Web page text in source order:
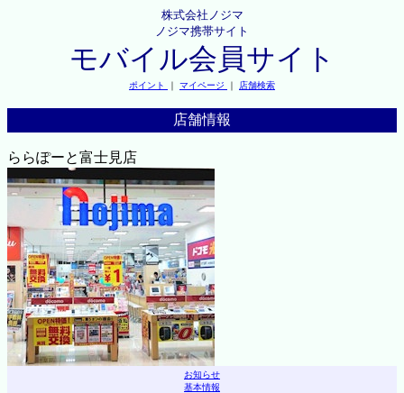
株式会社ノジマ
ノジマ携帯サイト
モバイル会員サイト
ポイント ｜ マイページ ｜ 店舗検索
店舗情報
ららぽーと富士見店
お知らせ
基本情報